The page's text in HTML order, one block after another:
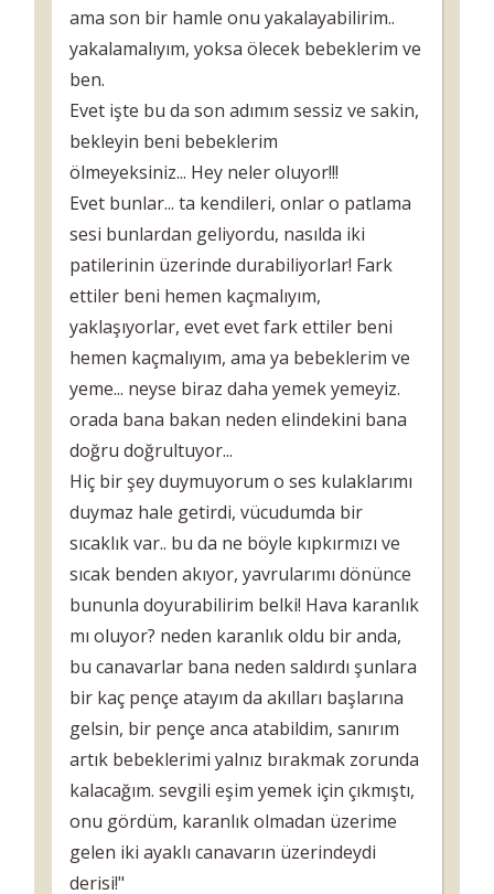
ama son bir hamle onu yakalayabilirim..
yakalamalıyım, yoksa ölecek bebeklerim ve
ben.
Evet işte bu da son adımım sessiz ve sakin,
bekleyin beni bebeklerim
ölmeyeksiniz... Hey neler oluyor!!!
Evet bunlar... ta kendileri, onlar o patlama
sesi bunlardan geliyordu, nasılda iki
patilerinin üzerinde durabiliyorlar! Fark
ettiler beni hemen kaçmalıyım,
yaklaşıyorlar, evet evet fark ettiler beni
hemen kaçmalıyım, ama ya bebeklerim ve
yeme... neyse biraz daha yemek yemeyiz.
orada bana bakan neden elindekini bana
doğru doğrultuyor...
Hiç bir şey duymuyorum o ses kulaklarımı
duymaz hale getirdi, vücudumda bir
sıcaklık var.. bu da ne böyle kıpkırmızı ve
sıcak benden akıyor, yavrularımı dönünce
bununla doyurabilirim belki! Hava karanlık
mı oluyor? neden karanlık oldu bir anda,
bu canavarlar bana neden saldırdı şunlara
bir kaç pençe atayım da akılları başlarına
gelsin, bir pençe anca atabildim, sanırım
artık bebeklerimi yalnız bırakmak zorunda
kalacağım. sevgili eşim yemek için çıkmıştı,
onu gördüm, karanlık olmadan üzerime
gelen iki ayaklı canavarın üzerindeydi
derisi!"